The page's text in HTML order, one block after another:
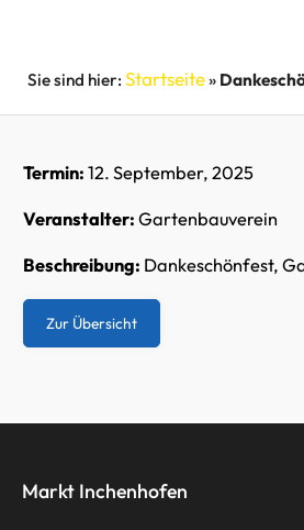
Startseite»
Termin: 12. September, 2025
Veranstalter: Gartenbauverein
Beschreibung: Dankeschönfest,
Zur Übersicht
Markt Inchenhofen